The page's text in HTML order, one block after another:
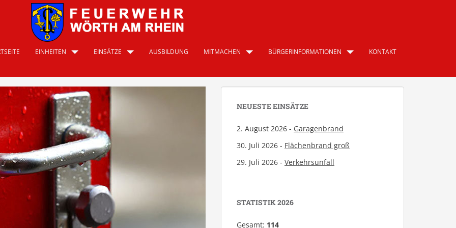
EINHEITEN EINSÄTZE AUSBILDUNG MITMACHEN BÜRGERINFORMATIONEN KONTAKT
NEUESTE EINSÄTZE
2. August 2026 - Garagenbrand
30. Juli 2026 - Flächenbrand groß
29. Juli 2026 - Verkehrsunfall
STATISTIK 2026
Gesamt: 114